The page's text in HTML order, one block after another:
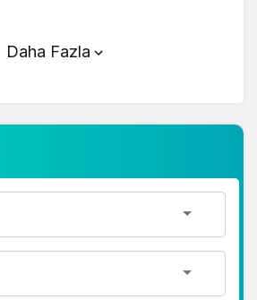
bugün yükseldi.
son 24 saatte -4,42
işlemleri için, sayfanın
çevirici aracını kullanarak
hızlı ve kolay bir
işlemlerinizi
Daha Fazla